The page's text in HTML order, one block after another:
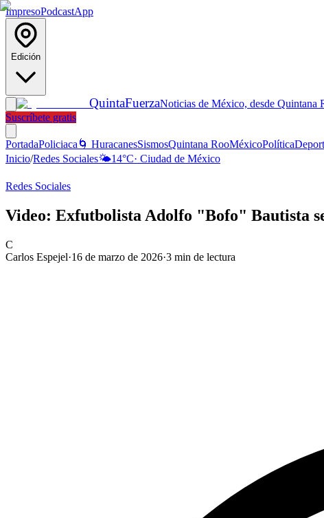
ImpresoPodcastApp
Edición
QuintaFuerzaNoticias de México, desde Quintana
Suscríbete gratis
PortadaPoliciaca 🌀 HuracanesSismosQuintana RooMéxicoPolítica
Inicio/Redes Sociales🌤️14°C· Ciudad de México
Redes Sociales
Video: Exfutbolista Adolfo "Bofo" Bautista
C
Carlos Espejel·16 de marzo de 2026·3 min de lectura